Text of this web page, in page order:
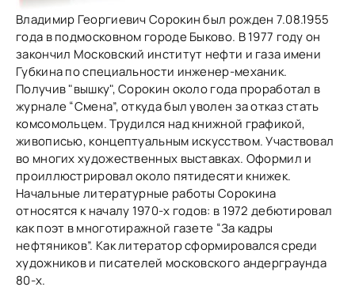
Владимир Георгиевич Сорокин был рожден 7.08.1955
года в подмосковном городе Быково. В 1977 году он
закончил Московский институт нефти и газа имени
Губкина по специальности инженер-механик.
Получив "вышку", Сорокин около года проработал в
журнале “Смена”, откуда был уволен за отказ стать
комсомольцем. Трудился над книжной графикой,
живописью, концептуальным искусством. Участвовал
во многих художественных выставках. Оформил и
проиллюстрировал около пятидесяти книжек.
Начальные литературные работы Сорокина
относятся к началу 1970-х годов: в 1972 дебютировал
как поэт в многотиражной газете “За кадры
нефтяников”. Как литератор сформировался среди
художников и писателей московского андерграунда
80-х.